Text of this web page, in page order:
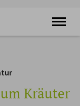
Kräuter